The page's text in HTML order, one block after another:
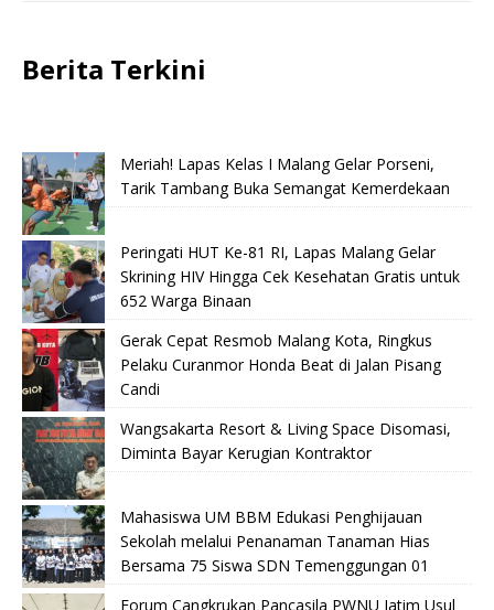
Berita Terkini
Meriah! Lapas Kelas I Malang Gelar Porseni,
Tarik Tambang Buka Semangat Kemerdekaan
Peringati HUT Ke-81 RI, Lapas Malang Gelar
Skrining HIV Hingga Cek Kesehatan Gratis untuk
652 Warga Binaan
Gerak Cepat Resmob Malang Kota, Ringkus
Pelaku Curanmor Honda Beat di Jalan Pisang
Candi
Wangsakarta Resort & Living Space Disomasi,
Diminta Bayar Kerugian Kontraktor
Mahasiswa UM BBM Edukasi Penghijauan
Sekolah melalui Penanaman Tanaman Hias
Bersama 75 Siswa SDN Temenggungan 01
Forum Cangkrukan Pancasila PWNU Jatim Usul